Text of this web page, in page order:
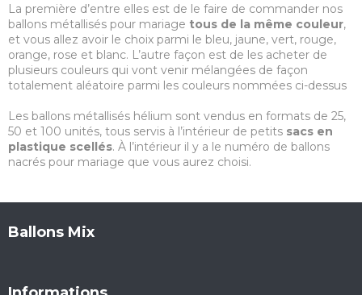
La première d’entre elles est de le faire de commander nos
ballons métallisés pour mariage tous de la même couleur,
et vous allez avoir le choix parmi le bleu, jaune, vert, rouge,
orange, rose et blanc. L’autre façon est de les acheter de
plusieurs couleurs qui vont venir mélangées de façon
totalement aléatoire parmi les couleurs nommées ci-dessus
Les ballons métallisés hélium sont vendus en formats de 25,
50 et 100 unités, tous servis à l’intérieur de petits sacs en
plastique scellés. À l’intérieur il y a le numéro de ballons
nacrés pour mariage que vous aurez choisi.
Ballons Mix